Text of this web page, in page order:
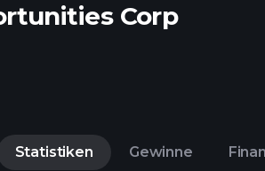
Corp
Statistiken Gewinne